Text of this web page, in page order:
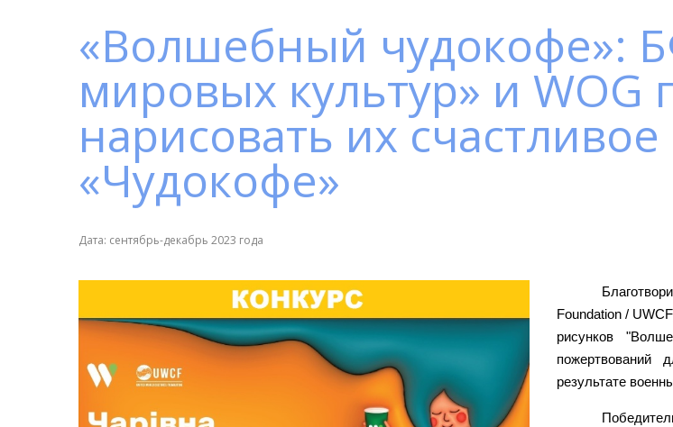
«Волшебный чудокофе»:
мировых культур» и
нарисовать их
«Чудокофе»
Дата: сентябрь-декабрь 2023 года
Foundation /
рисунков
пожертвований
результате